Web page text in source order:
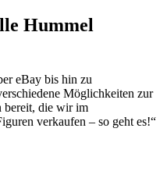
Hummel
eBay bis hin zu
Möglichkeiten zur
bereit, die wir im
verkaufen – so geht es!“